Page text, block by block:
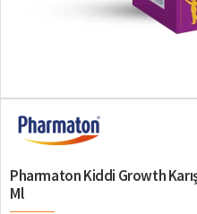
Pharmaton Kiddi Growth
Ml